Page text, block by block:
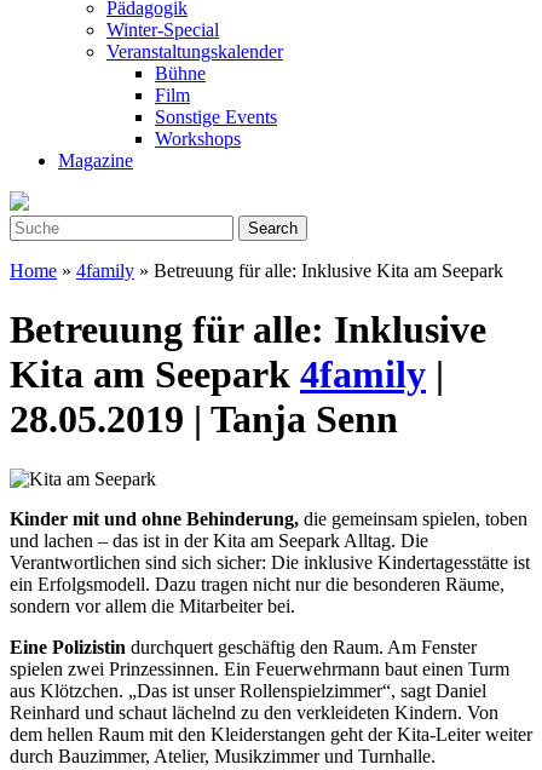
Pädagogik
Winter-Special
Veranstaltungskalender
Bühne
Film
Sonstige Events
Workshops
Magazine
Home » 4family » Betreuung für alle: Inklusive Kita am Seepark
Betreuung für alle: Inklusive
Kita am Seepark 4family |
28.05.2019 | Tanja Senn
Kinder mit und ohne Behinderung, die gemeinsam spielen, toben
und lachen – das ist in der Kita am Seepark Alltag. Die
Verantwortlichen sind sich sicher: Die inklusive Kindertagesstätte ist
ein Erfolgsmodell. Dazu tragen nicht nur die besonderen Räume,
sondern vor allem die Mitarbeiter bei.
Eine Polizistin durchquert geschäftig den Raum. Am Fenster
spielen zwei Prinzessinnen. Ein Feuerwehrmann baut einen Turm
aus Klötzchen. „Das ist unser Rollenspielzimmer“, sagt Daniel
Reinhard und schaut lächelnd zu den verkleideten Kindern. Von
dem hellen Raum mit den Kleiderstangen geht der Kita-Leiter weiter
durch Bauzimmer, Atelier, Musikzimmer und Turnhalle.